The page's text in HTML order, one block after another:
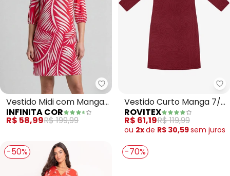
Infinita Cor - Vestido Midi com
Vestido Midi com Manga
Flare 3/4 (Vermelho)
INFINITA COR
R$ 58,99R$ 199,99
Vestido Curto Manga 7/8
Estampado (Vermelho)
ROVITEX
R$ 61,19R$ 119,99
ou 2xde R$ 30,59sem juros
-50% -70%